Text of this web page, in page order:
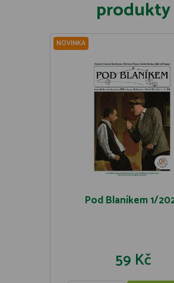
produkty
NOVINKA
Pod Blaníkem 1/
59 Kč